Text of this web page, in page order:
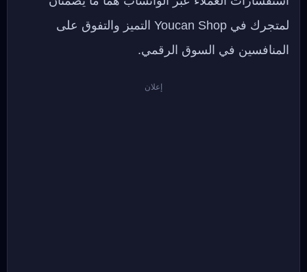
لمتجرك في Youcan Shop التميز والتفوق على
المنافسين في السوق الرقمي.
إعلان